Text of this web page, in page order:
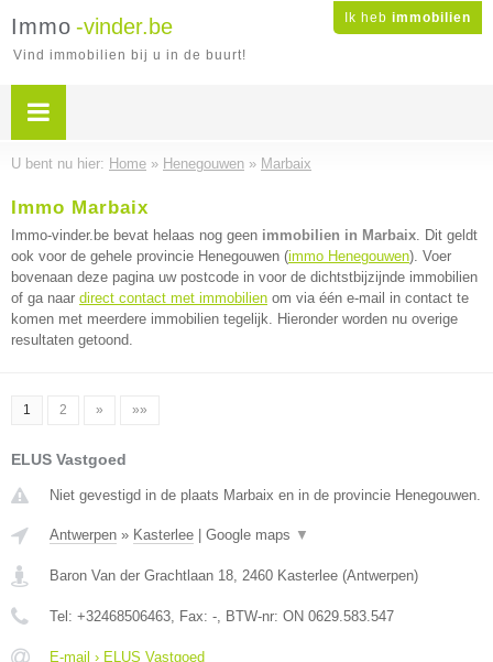
Ik heb immobilien
Immo -vinder.be
Vind immobilien bij u in de buurt!
U bent nu hier: Home » Henegouwen » Marbaix
Immo Marbaix
Immo-vinder.be bevat helaas nog geen immobilien in Marbaix. Dit geldt
ook voor de gehele provincie Henegouwen (immo Henegouwen). Voer
bovenaan deze pagina uw postcode in voor de dichtstbijzijnde immobilien
of ga naar direct contact met immobilien om via één e-mail in contact te
komen met meerdere immobilien tegelijk. Hieronder worden nu overige
resultaten getoond.
1 2 » »»
ELUS Vastgoed
Niet gevestigd in de plaats Marbaix en in de provincie Henegouwen.
Antwerpen » Kasterlee Google maps ▼
Baron Van der Grachtlaan 18, 2460 Kasterlee (Antwerpen)
Tel: +32468506463, Fax: -, BTW-nr: ON 0629.583.547
E-mail › ELUS Vastgoed